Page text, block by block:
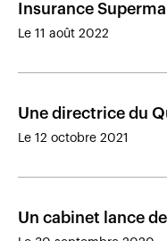
Insurance
Le 11 août 2022
Une directrice du
Le 12 octobre 2021
Un cabinet lance